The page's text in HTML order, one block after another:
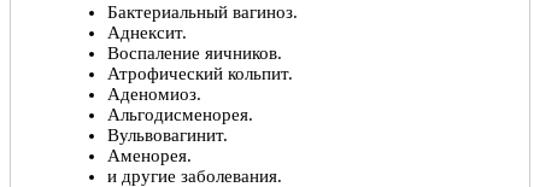
Бактериальный вагиноз.
Аднексит.
Воспаление яичников.
Атрофический кольпит.
Аденомиоз.
Альгодисменорея.
Вульвовагинит.
Аменорея.
и другие заболевания.